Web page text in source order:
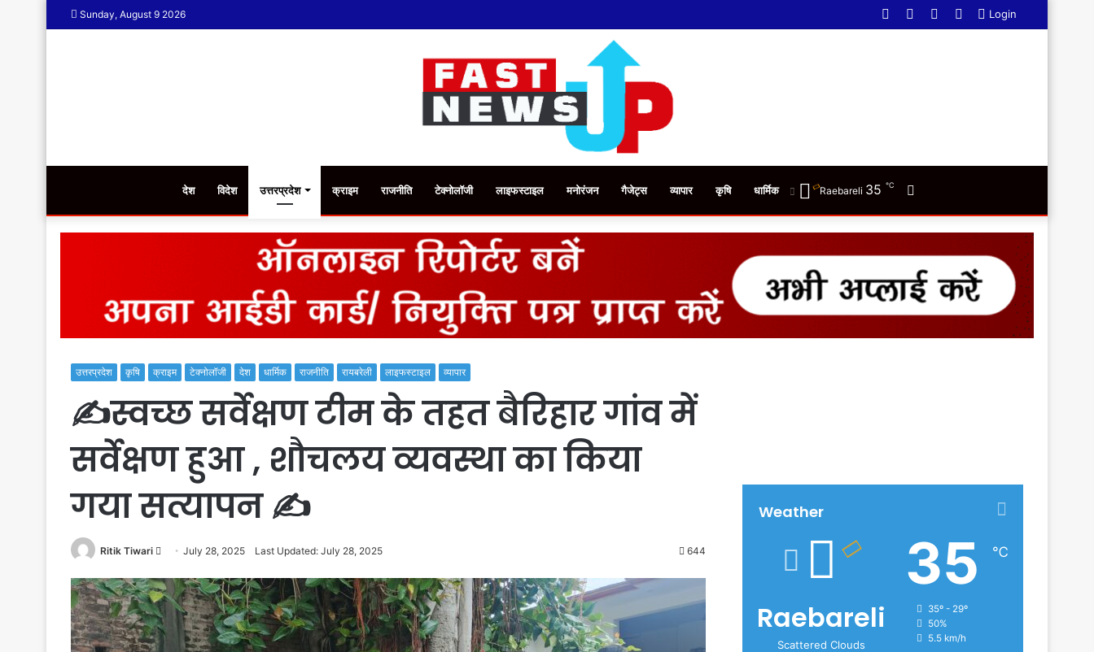
Sunday, August 9 2026 Login
WhatsApp
YouTube
Twitter
Facebook
देश विदेश उत्तरप्रदेश क्राइम राजनीति टेक्नोलॉजी लाइफस्टाइल मनोरंजन गैजेट्स व्यापार कृषि धार्मिक
skin
Raebareli 35 ℃
उत्तरप्रदेश कृषि क्राइम टेक्नोलॉजी देश धार्मिक राजनीति रायबरेली लाइफस्टाइल व्यापार
✍️स्वच्छ सर्वेक्षण टीम के तहत बैरिहार गांव में
सर्वेक्षण हुआ , शौचलय व्यवस्था का किया
गया सत्यापन ✍️
Ritik Tiwari
Send
email
July 28, 2025 Last Updated: July 28, 2025 644
Weather
Raebareli
Scattered Clouds
35 ℃
35º - 29º
50%
5.5 km/h